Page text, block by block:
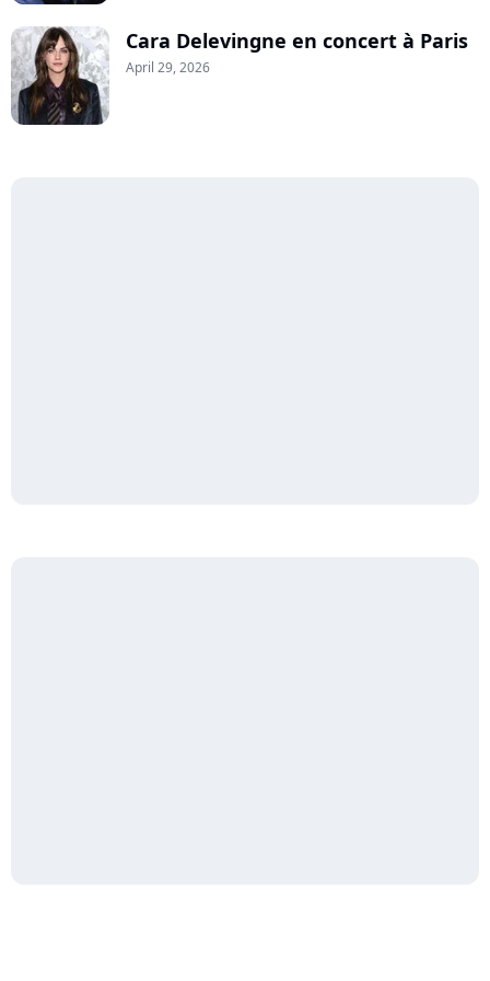
Cara Delevingne en concert à Paris
April 29, 2026